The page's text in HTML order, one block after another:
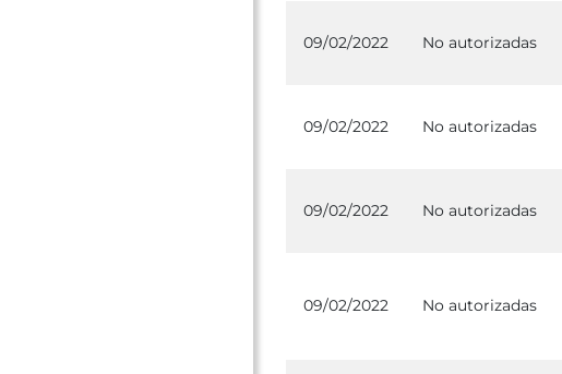
09/02/2022 No autorizadas
09/02/2022 No autorizadas
09/02/2022 No autorizadas
09/02/2022 No autorizadas